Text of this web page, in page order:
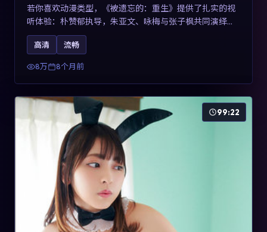
若你喜欢动漫类型，《被遗忘的：重生》提供了扎实的视
听体验：朴赞郁执导，朱亚文、咏梅与张子枫共同演绎。
影片2025年于法国上映，内容用喜剧外壳包裹对现实规则
的温和反讽，关键词包含高清流畅、人物关系与情节反
转，适合检索「2025动漫」「法国电影」的用户。
高清 流畅
8万 8个月前
99:22